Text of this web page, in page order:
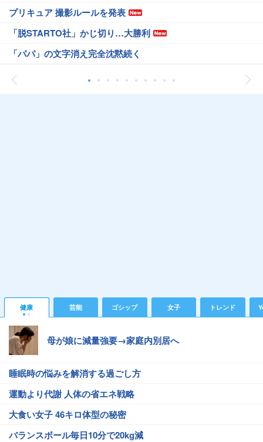
プリキュア 撮影ルールを発表
「脱STARTO社」かじ切り…大勝利
「パパ」の文字消え完全沈黙続く
健康 芸能 ゴシップ 女子 トレンド
母が娘に減量強要→家庭内別居へ
睡眠時の悩みを解消する過ごし方
運動より代謝 人体の省エネ戦略
大食い女子 46キロ体型の秘密
バランスボール毎日10分で20kg減